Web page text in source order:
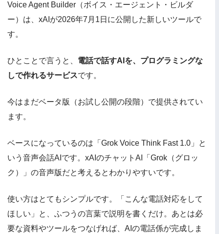
Voice Agent Builder（ボイス・エージェント・ビルダ
ー）は、xAIが2026年7月1日に公開した新しいツールで
す。
ひとことで言うと、 電話で話すAIを、プログラミングな
しで作れるサービスです。
今はまだベータ版（お試し公開の段階）で提供されてい
ます。
ベースになっているのは「Grok Voice Think Fast 1.0」と
いう音声会話AIです。xAIのチャットAI「Grok（グロッ
ク）」の音声版だと考えるとわかりやすいです。
使い方はとてもシンプルです。「こんな電話対応をして
ほしい」と、ふつうの言葉で説明を書くだけ。あとは必
要な資料やツールをつなげれば、AIの電話係が完成しま